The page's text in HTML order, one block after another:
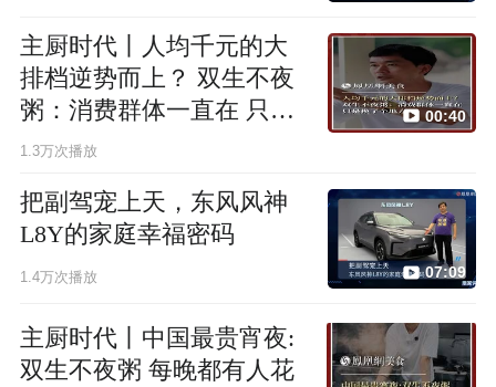
主厨时代丨人均千元的大
排档逆势而上？ 双生不夜
粥：消费群体一直在 只是
换了个地方
1.3万次播放
00:40
把副驾宠上天，东风风神
L8Y的家庭幸福密码
1.4万次播放 07:09
主厨时代丨中国最贵宵夜:
双生不夜粥 每晚都有人花